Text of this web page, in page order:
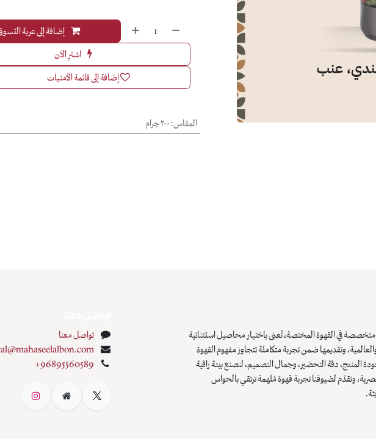
إضافة إلى عربة
اشترِ الآن
إضافة إلى قائمة الأمنيات
المقاس: ٢٠٠ جرام
في القهوة المختصة، تُعنى باختيار محاصيل استثنائية
وتقديمها ضمن تجربة متكاملة تتجاوز مفهوم القهوة
المنتج، دقة التحضير، وجمال التصميم، لنصنع بيئة راقية
وتقدّم لضيوفنا تجربة قهوة مُلهمة ترتقي بالحواس
تواصل معنا
+96895560589